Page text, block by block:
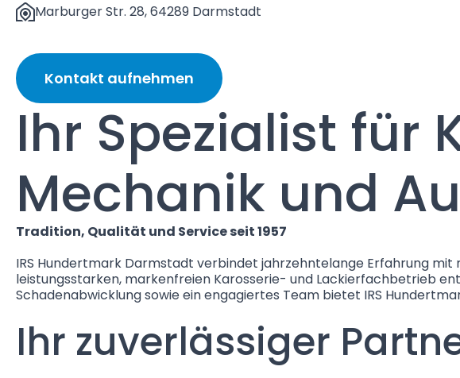
Marburger Str. 28, 64289 Darmstadt
Kontakt aufnehmen
Ihr Spezialist für
Mechanik und
Tradition, Qualität und Service seit 1957
IRS Hundertmark Darmstadt verbindet jahrzehntelange Erfahrung
leistungsstarken, markenfreien Karosserie- und Lackierfachbetrieb
Schadenabwicklung sowie ein engagiertes Team bietet IRS
Ihr zuverlässiger